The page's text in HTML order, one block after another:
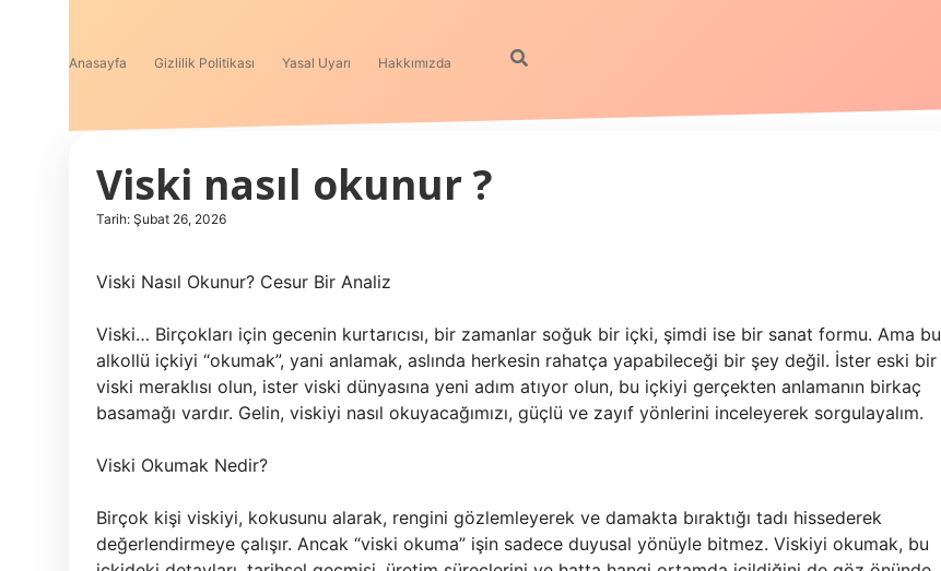
Anasayfa Gizlilik Politikası Yasal Uyarı Hakkımızda
Viski nasıl okunur ?
Tarih: Şubat 26, 2026
Viski Nasıl Okunur? Cesur Bir Analiz
Viski… Birçokları için gecenin kurtarıcısı, bir zamanlar soğuk bir içki, şimdi ise bir sanat formu. Ama bu
alkollü içkiyi “okumak”, yani anlamak, aslında herkesin rahatça yapabileceği bir şey değil. İster eski bir
viski meraklısı olun, ister viski dünyasına yeni adım atıyor olun, bu içkiyi gerçekten anlamanın birkaç
basamağı vardır. Gelin, viskiyi nasıl okuyacağımızı, güçlü ve zayıf yönlerini inceleyerek sorgulayalım.
Viski Okumak Nedir?
Birçok kişi viskiyi, kokusunu alarak, rengini gözlemleyerek ve damakta bıraktığı tadı hissederek
değerlendirmeye çalışır. Ancak “viski okuma” işin sadece duyusal yönüyle bitmez. Viskiyi okumak, bu